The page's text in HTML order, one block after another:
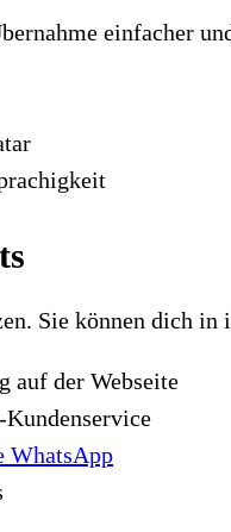
einfacher
Sie können dich in
auf der Webseite
WhatsApp